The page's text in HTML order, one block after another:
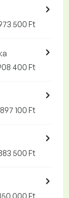
500 Ft
400 Ft
897 100 Ft
500 Ft
000 Ft